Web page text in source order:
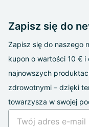
Zapisz się do
Zapisz się do naszego
kupon o wartości 10 €
najnowszych
zdrowotnymi – dzięki
towarzysza w swojej